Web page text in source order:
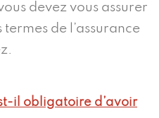
devez vous assurer
de l’assurance
il obligatoire d’avoir